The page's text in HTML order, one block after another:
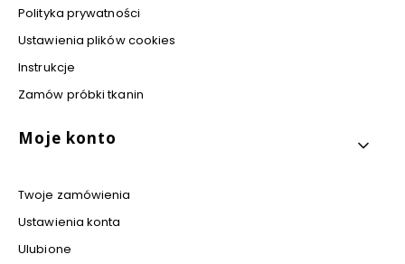
Polityka prywatności
Ustawienia plików cookies
Instrukcje
Zamów próbki tkanin
Moje konto
Twoje zamówienia
Ustawienia konta
Ulubione